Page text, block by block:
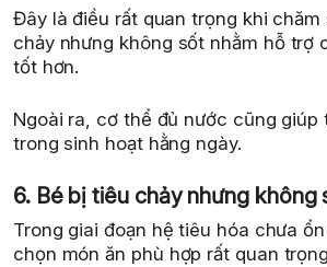
Đây là điều rất quan trọng khi chăm
chảy nhưng không sốt nhằm hỗ trợ
tốt hơn.
Ngoài ra, cơ thể đủ nước cũng giúp
trong sinh hoạt hằng ngày.
6. Bé bị tiêu chảy nhưng không
Trong giai đoạn hệ tiêu hóa chưa
chọn món ăn phù hợp rất quan